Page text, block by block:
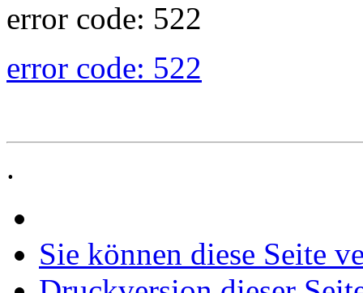
error code: 522
error code: 522
.
Sie können diese Seite